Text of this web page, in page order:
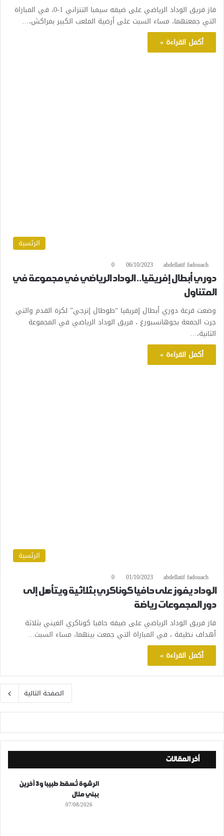
فاز فريق الوداد الرياضي على ضيفه سيمبا التنزاني 1-0، في المباراة
التي جمعتهما، مساء السبت على أرضية الملعب الكبير بمراكش،…
أكمل القراءة »
الرئسية
abdellatif fadouach
06/10/2023
0
دوري أبطال إفريقيا.. الوداد الرياضي في مجموعة في
المتناول
وضعت قرعة دوري أبطال إفريقيا “طوطال إنرجي” لكرة القدم والتي
جرت الجمعة بجوهانسبورغ ، فريق الوداد الرياضي في المجموعة
الثانية،…
أكمل القراءة »
الرئسية
abdellatif fadouach
01/10/2023
0
الوداد يفوز على حافيا كوناكري بثلاثية ويتأهل إلى
دور المجموعات رياضة
فاز فريق الوداد الرياضي على ضيفه حافيا كوناكري الغيني بثلاثة
أهداف نظيفة ، في المباراة التي جمعت بينهما، مساء السبت…
أكمل القراءة »
الصفحة التالية
أخر المقالات
الرشوة تُسقط طبيبا و3 آخرين
ببني ملال
07/08/2026